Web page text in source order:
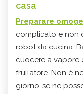
casa
Preparare
complicato e non
robot da cucina.
cuocere a vapore
frullatore. Non è
giorno, se ne